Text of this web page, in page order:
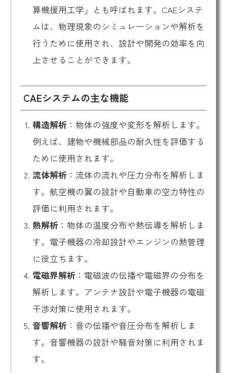
算機援用工学」とも呼ばれます。CAEシステ
ムは、物理現象のシミュレーションや解析を
行うために使用され、設計や開発の効率を向
上させることができます。
CAEシステムの主な機能
構造解析 ：物体の強度や変形を解析します。
例えば、建物や機械部品の耐久性を評価する
ために使用されます。
流体解析 ：流体の流れや圧力分布を解析しま
す。航空機の翼の設計や自動車の空力特性の
評価に利用されます。
熱解析 ：物体の温度分布や熱伝導を解析しま
す。電子機器の冷却設計やエンジンの熱管理
に役立ちます。
電磁界解析 ：電磁波の伝播や電磁界の分布を
解析します。アンテナ設計や電子機器の電磁
干渉対策に使用されます。
音響解析 ：音の伝播や音圧分布を解析しま
す。音響機器の設計や騒音対策に利用されま
す。